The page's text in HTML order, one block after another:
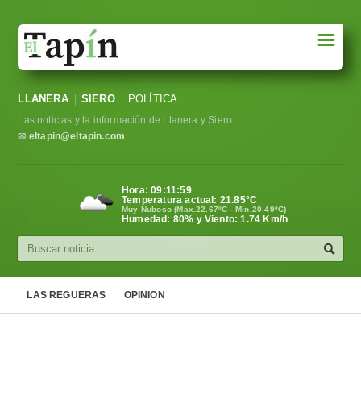
Sociedad
Política
Cultura
☰
LLANERA SIERO POLÍTICA
Las noticias y la información de Llanera y Siero
✉ eltapin@eltapin.com
Hora:09:12:00
Temperatura actual: 21.85°C
Muy Nuboso (Max.22.67ºC - Min.20.49ºC)
Humedad: 80% y Viento: 1.74 Km/h
LAS REGUERAS OPINION